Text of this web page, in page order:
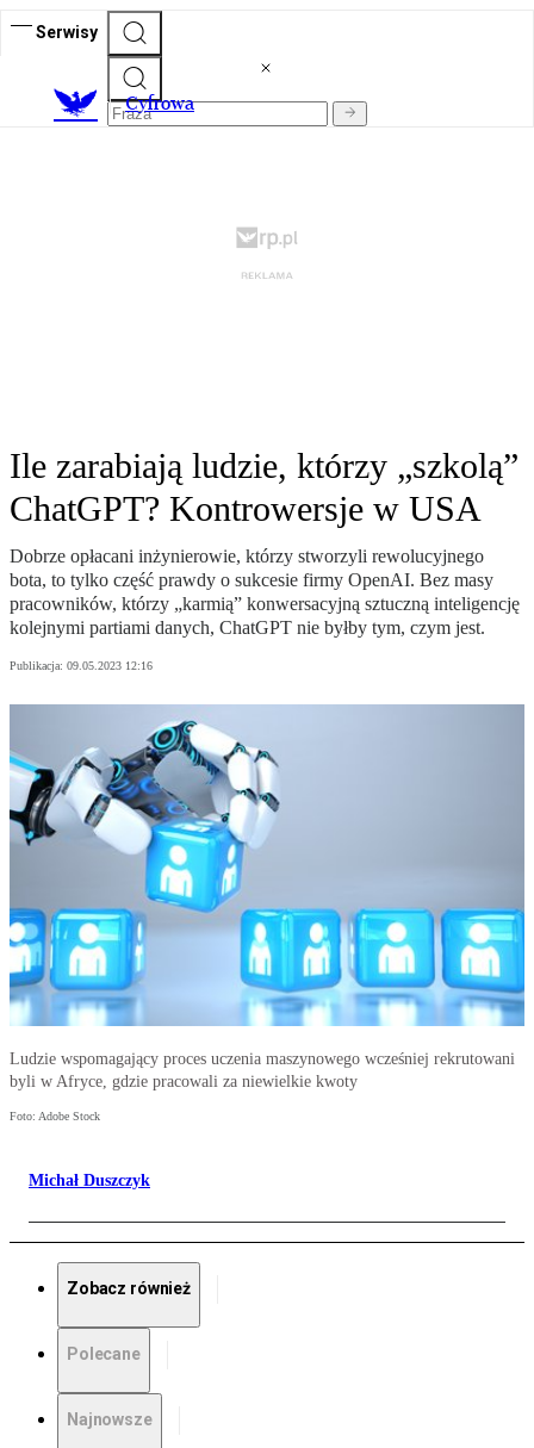
Serwisy
Cyfrowa
Ile zarabiają ludzie, którzy „szkolą”
ChatGPT? Kontrowersje w USA
Dobrze opłacani inżynierowie, którzy stworzyli rewolucyjnego
bota, to tylko część prawdy o sukcesie firmy OpenAI. Bez masy
pracowników, którzy „karmią” konwersacyjną sztuczną inteligencję
kolejnymi partiami danych, ChatGPT nie byłby tym, czym jest.
Publikacja: 09.05.2023 12:16
Ludzie wspomagający proces uczenia maszynowego wcześniej rekrutowani
byli w Afryce, gdzie pracowali za niewielkie kwoty
Foto: Adobe Stock
Michał Duszczyk
Zobacz również
Polecane
Najnowsze